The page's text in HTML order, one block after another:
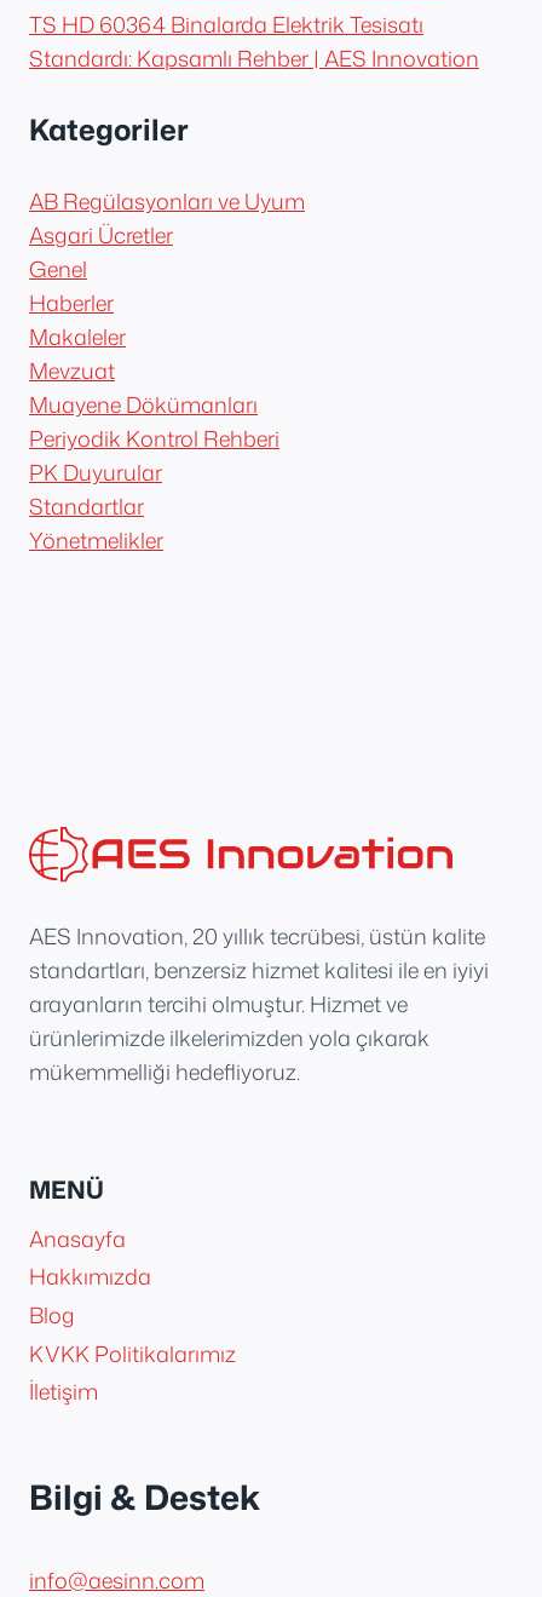
TS HD 60364 Binalarda Elektrik Tesisatı
Standardı: Kapsamlı Rehber | AES Innovation
Kategoriler
AB Regülasyonları ve Uyum
Asgari Ücretler
Genel
Haberler
Makaleler
Mevzuat
Muayene Dökümanları
Periyodik Kontrol Rehberi
PK Duyurular
Standartlar
Yönetmelikler
AES Innovation, 20 yıllık tecrübesi, üstün kalite
standartları, benzersiz hizmet kalitesi ile en iyiyi
arayanların tercihi olmuştur. Hizmet ve
ürünlerimizde ilkelerimizden yola çıkarak
mükemmelliği hedefliyoruz.
MENÜ
Anasayfa
Hakkımızda
Blog
KVKK Politikalarımız
İletişim
Bilgi & Destek
info@aesinn.com